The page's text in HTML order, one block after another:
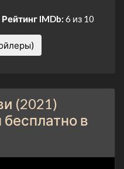
Рейтинг IMDb: 6 из 10
(2021)
в